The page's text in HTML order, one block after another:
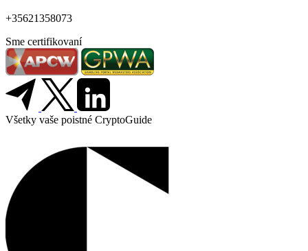
+35621358073
Sme certifikovaní
Všetky vaše poistné CryptoGuide